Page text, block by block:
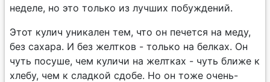
неделе, но это только из лучших побуждений.
Этот кулич уникален тем, что он печется на меду,
без сахара. И без желтков - только на белках. Он
чуть посуше, чем куличи на желтках - чуть ближе к
хлебу, чем к сладкой сдобе. Но он тоже очень-